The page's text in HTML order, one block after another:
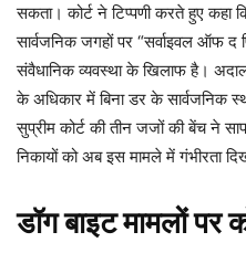
सकता। कोर्ट ने टिप्पणी करते हुए कहा
सार्वजनिक जगहों पर “सर्वाइवल ऑफ द
संवैधानिक व्यवस्था के खिलाफ है।
के अधिकार में बिना डर के सार्वजनिक
सुप्रीम कोर्ट की तीन जजों की बेंच ने
निकायों को अब इस मामले में गंभीरता
डॉग बाइट मामलों पर